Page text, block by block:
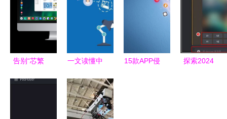
具提升采购
与管理效率
告别“芯繁
一文读懂中
发展现状与
趋势
15款APP侵
探索2024